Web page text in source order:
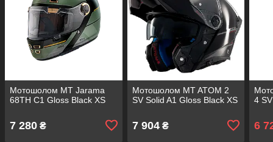
Мотошолом MT Jarama
68TH C1 Gloss Black XS
7 280 ₴
Мотошолом MT ATOM 2
SV Solid A1 Gloss Black XS
7 904₴
4
6